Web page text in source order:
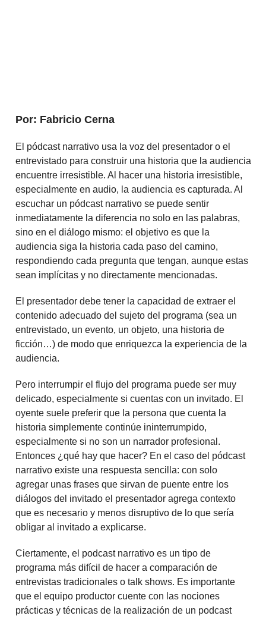
Por: Fabricio Cerna
El pódcast narrativo usa la voz del presentador o el
entrevistado para construir una historia que la audiencia
encuentre irresistible. Al hacer una historia irresistible,
especialmente en audio, la audiencia es capturada. Al
escuchar un pódcast narrativo se puede sentir
inmediatamente la diferencia no solo en las palabras,
sino en el diálogo mismo: el objetivo es que la
audiencia siga la historia cada paso del camino,
respondiendo cada pregunta que tengan, aunque estas
sean implícitas y no directamente mencionadas.
El presentador debe tener la capacidad de extraer el
contenido adecuado del sujeto del programa (sea un
entrevistado, un evento, un objeto, una historia de
ficción…) de modo que enriquezca la experiencia de la
audiencia.
Pero interrumpir el flujo del programa puede ser muy
delicado, especialmente si cuentas con un invitado. El
oyente suele preferir que la persona que cuenta la
historia simplemente continúe ininterrumpido,
especialmente si no son un narrador profesional.
Entonces ¿qué hay que hacer? En el caso del pódcast
narrativo existe una respuesta sencilla: con solo
agregar unas frases que sirvan de puente entre los
diálogos del invitado el presentador agrega contexto
que es necesario y menos disruptivo de lo que sería
obligar al invitado a explicarse.
Ciertamente, el podcast narrativo es un tipo de
programa más difícil de hacer a comparación de
entrevistas tradicionales o talk shows. Es importante
que el equipo productor cuente con las nociones
prácticas y técnicas de la realización de un podcast